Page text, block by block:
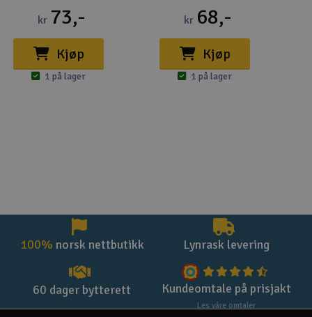
kr 73,-
Kjøp
1 på lager
kr 68,-
Kjøp
1 på lager
100% norsk nettbutikk Lynrask levering
60 dager bytterett Kundeomtale på prisjakt
Les våre omtaler